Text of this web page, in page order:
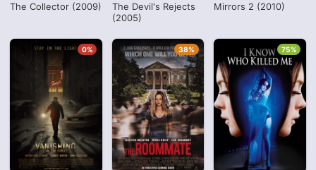
The Collector (2009)
The Devil's Rejects
(2005)
Mirrors 2 (2010)
0% 38% 75%